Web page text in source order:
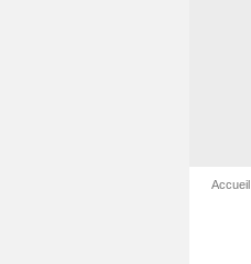
Accueil